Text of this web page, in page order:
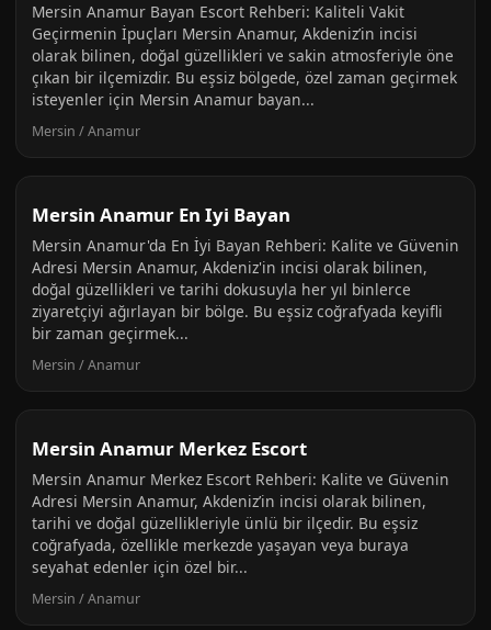
Mersin Anamur Bayan Escort Rehberi: Kaliteli Vakit
Geçirmenin İpuçları Mersin Anamur, Akdeniz’in incisi
olarak bilinen, doğal güzellikleri ve sakin atmosferiyle öne
çıkan bir ilçemizdir. Bu eşsiz bölgede, özel zaman geçirmek
isteyenler için Mersin Anamur bayan...
Mersin / Anamur
Mersin Anamur En Iyi Bayan
Mersin Anamur'da En İyi Bayan Rehberi: Kalite ve Güvenin
Adresi Mersin Anamur, Akdeniz'in incisi olarak bilinen,
doğal güzellikleri ve tarihi dokusuyla her yıl binlerce
ziyaretçiyi ağırlayan bir bölge. Bu eşsiz coğrafyada keyifli
bir zaman geçirmek...
Mersin / Anamur
Mersin Anamur Merkez Escort
Mersin Anamur Merkez Escort Rehberi: Kalite ve Güvenin
Adresi Mersin Anamur, Akdeniz’in incisi olarak bilinen,
tarihi ve doğal güzellikleriyle ünlü bir ilçedir. Bu eşsiz
coğrafyada, özellikle merkezde yaşayan veya buraya
seyahat edenler için özel bir...
Mersin / Anamur